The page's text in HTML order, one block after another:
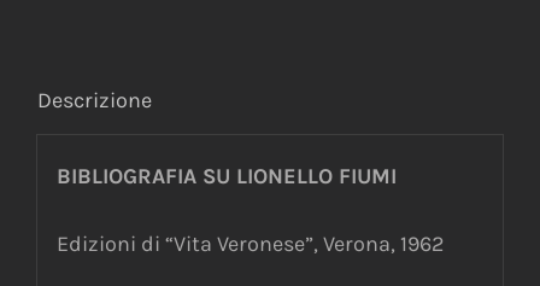
Descrizione
BIBLIOGRAFIA SU LIONELLO FIUMI
Edizioni di “Vita Veronese”, Verona, 1962